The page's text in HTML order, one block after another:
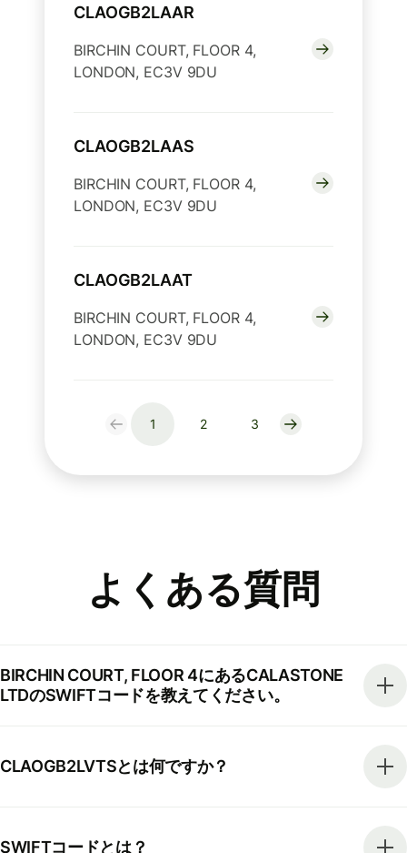
CLAOGB2LAAR
BIRCHIN COURT, FLOOR 4,
LONDON, EC3V 9DU
CLAOGB2LAAS
BIRCHIN COURT, FLOOR 4,
LONDON, EC3V 9DU
CLAOGB2LAAT
BIRCHIN COURT, FLOOR 4,
LONDON, EC3V 9DU
1 2 3
よくある質問
BIRCHIN COURT, FLOOR 4にあるCALASTONE
LTDのSWIFTコードを教えてください。
CLAOGB2LVTSとは何ですか？
SWIFTコードとは？